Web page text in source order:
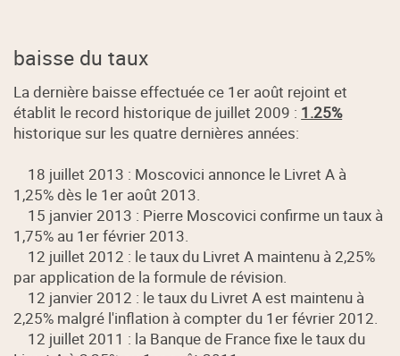
baisse du taux
La dernière baisse effectuée ce 1er août rejoint et
établit le record historique de juillet 2009 : 1.25%
historique sur les quatre dernières années:
18 juillet 2013 : Moscovici annonce le Livret A à
1,25% dès le 1er août 2013.
15 janvier 2013 : Pierre Moscovici confirme un taux à
1,75% au 1er février 2013.
12 juillet 2012 : le taux du Livret A maintenu à 2,25%
par application de la formule de révision.
12 janvier 2012 : le taux du Livret A est maintenu à
2,25% malgré l'inflation à compter du 1er février 2012.
12 juillet 2011 : la Banque de France fixe le taux du